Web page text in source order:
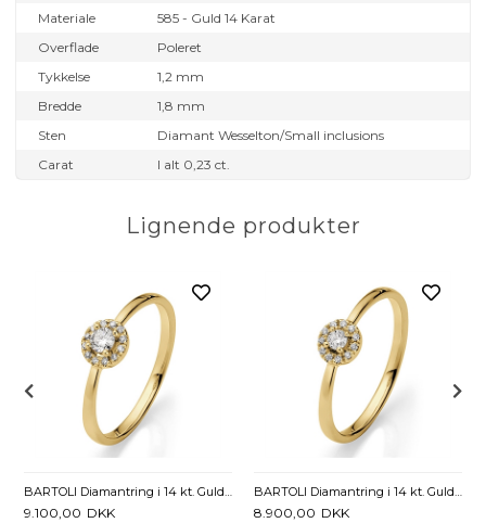
Materiale
585 - Guld 14 Karat
Overflade
Poleret
Tykkelse
1,2 mm
Bredde
1,8 mm
Sten
Diamant Wesselton/Small inclusions
Carat
I alt 0,23 ct.
Lignende produkter
BARTOLI Diamantring i 14 kt. Guld med Diamant - 0,17 ct.
9.100,00 DKK
BARTOLI Diamantring i 14 kt. Guld med Diamant - 0,12 ct.
8.900,00 DKK